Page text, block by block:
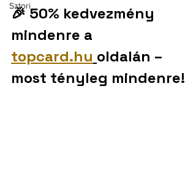
Sztori
🎉 50% kedvezmény
mindenre a
topcard.hu oldalán –
most tényleg mindenre!